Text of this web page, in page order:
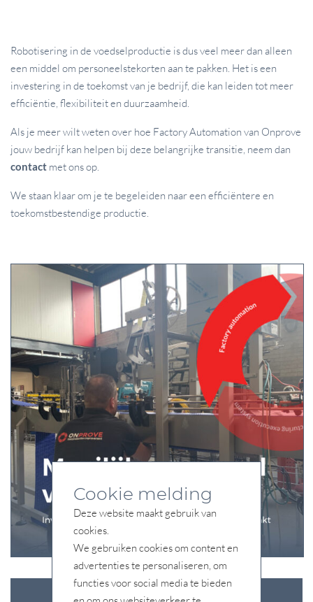
Robotisering in de voedselproductie is dus veel meer dan alleen
een middel om personeelstekorten aan te pakken. Het is een
investering in de toekomst van je bedrijf, die kan leiden tot meer
efficiëntie, flexibiliteit en duurzaamheid.
Als je meer wilt weten over hoe Factory Automation van Onprove
jouw bedrijf kan helpen bij deze belangrijke transitie, neem dan
contact met ons op.
We staan klaar om je te begeleiden naar een efficiëntere en
toekomstbestendige productie.
Cookie melding
Deze website maakt gebruik van
cookies.
We gebruiken cookies om content en
advertenties te personaliseren, om
functies voor social media te bieden